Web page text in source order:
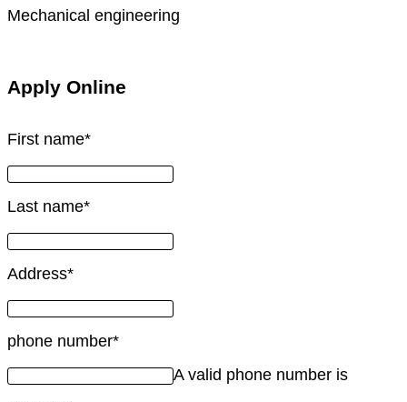
Mechanical engineering
Apply Online
First name*
Last name*
Address*
phone number*
A valid phone number is